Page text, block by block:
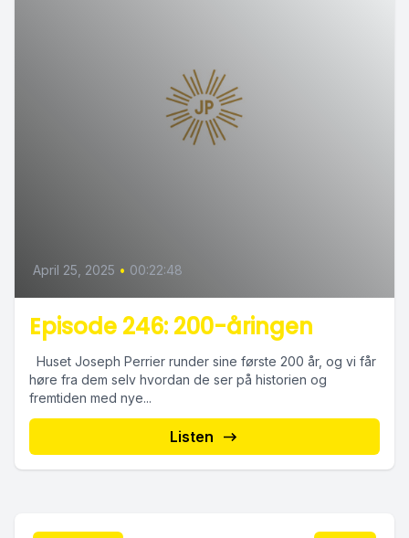
April 25, 2025 • 00:22:48
Episode 246: 200-åringen
Huset Joseph Perrier runder sine første 200 år, og vi får
høre fra dem selv hvordan de ser på historien og
fremtiden med nye...
Listen